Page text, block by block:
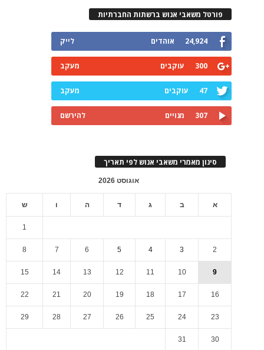
פורטל משאבי אנוש ברשתות החברתיות
24,924 אוהדים לייק
300 עוקבים מעקב
47 עוקבים מעקב
307 מנויים להירשם
סינון מאמרי משאבי אנוש לפי תאריך
אוגוסט 2026
א ב ג ד ה ו ש
1
2
3
4
5
6
7
8
9
10
11
12
13
14
15
16
17
18
19
20
21
22
23
24
25
26
27
28
29
30
31